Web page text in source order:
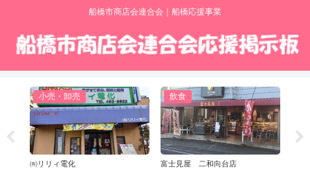
船橋市商店会連合会｜船橋応援事業
小売・卸売
㈲リリィ電化
飲食
富士見屋 二和向台店